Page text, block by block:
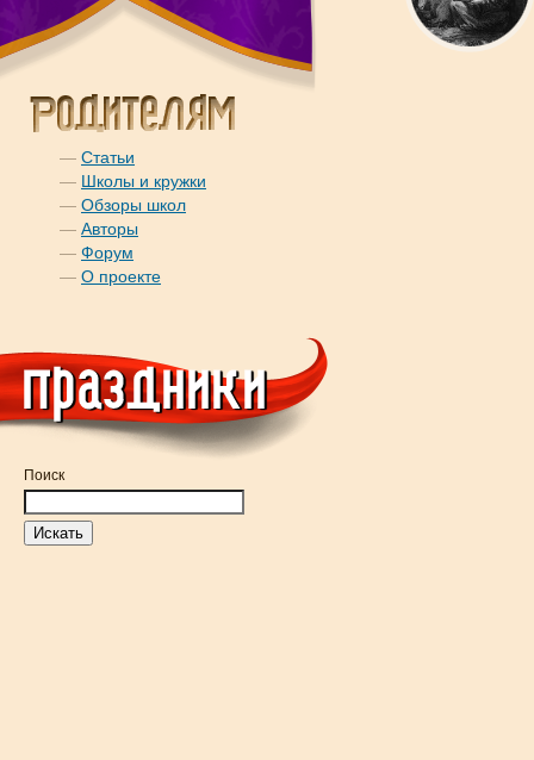
— Статьи
— Школы и кружки
— Обзоры школ
— Авторы
— Форум
— О проекте
Поиск